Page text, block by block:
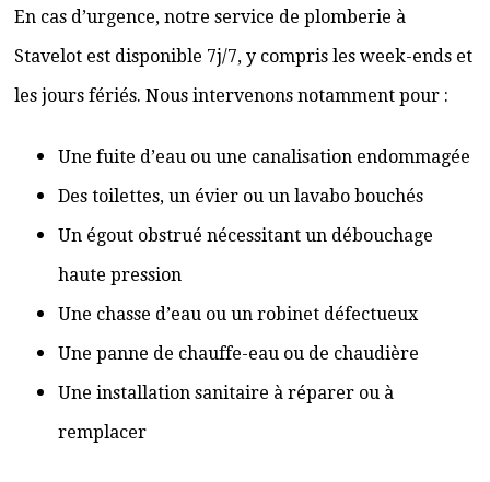
En cas d’urgence, notre service de plomberie à
Stavelot est disponible 7j/7, y compris les week-ends et
les jours fériés. Nous intervenons notamment pour :
Une fuite d’eau ou une canalisation endommagée
Des toilettes, un évier ou un lavabo bouchés
Un égout obstrué nécessitant un débouchage
haute pression
Une chasse d’eau ou un robinet défectueux
Une panne de chauffe-eau ou de chaudière
Une installation sanitaire à réparer ou à
remplacer